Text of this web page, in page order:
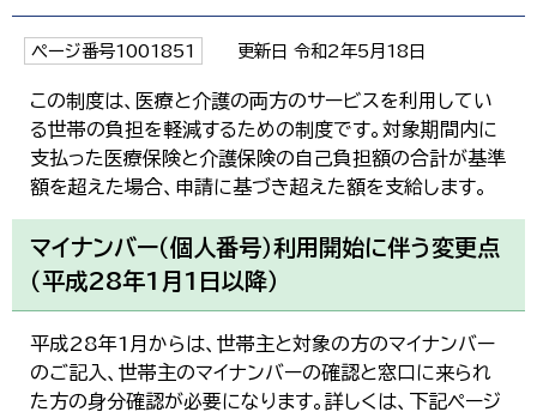
ページ番号1001851 更新日 令和2年5月18日
この制度は、医療と介護の両方のサービスを利用してい
る世帯の負担を軽減するための制度です。対象期間内に
支払った医療保険と介護保険の自己負担額の合計が基準
額を超えた場合、申請に基づき超えた額を支給します。
マイナンバー（個人番号）利用開始に伴う変更点
（平成28年1月1日以降）
平成28年1月からは、世帯主と対象の方のマイナンバー
のご記入、世帯主のマイナンバーの確認と窓口に来られ
た方の身分確認が必要になります。詳しくは、下記ページ